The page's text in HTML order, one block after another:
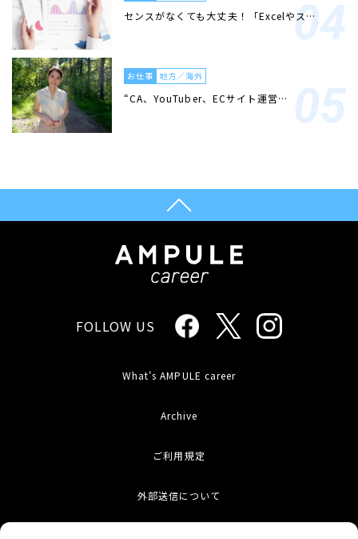
センスがなくても大丈夫！「Excelやス…
お仕事 地方／海外
“CA、YouTuber、ECサイト運営…
FOLLOW US
What's AMPULE career
Archive
ご利用規定
外部送信について